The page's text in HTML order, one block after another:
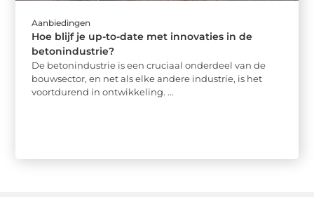
Aanbiedingen
Hoe blijf je up-to-date met innovaties in de
betonindustrie?
De betonindustrie is een cruciaal onderdeel van de
bouwsector, en net als elke andere industrie, is het
voortdurend in ontwikkeling. ...